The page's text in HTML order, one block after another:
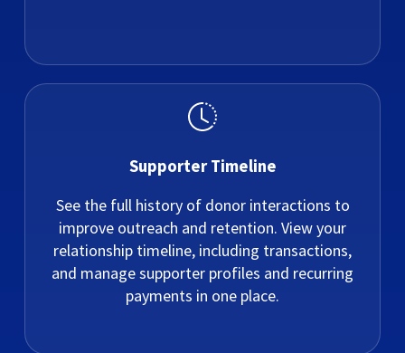
Supporter Timeline
See the full history of donor interactions to
improve outreach and retention. View your
relationship timeline, including transactions,
and manage supporter profiles and recurring
payments in one place.